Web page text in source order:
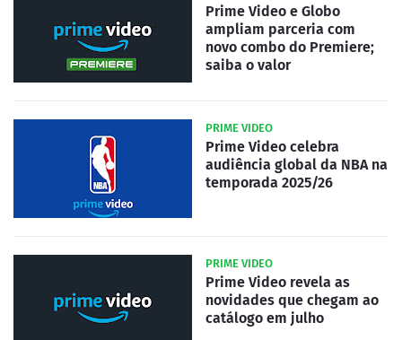
Prime Video e Globo
ampliam parceria com
novo combo do Premiere;
saiba o valor
PRIME VIDEO
Prime Video celebra
audiência global da NBA na
temporada 2025/26
PRIME VIDEO
Prime Video revela as
novidades que chegam ao
catálogo em julho